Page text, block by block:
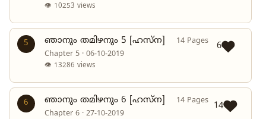
👁 10253 views
5 ഞാനും തമിഴനും 5 [ഹസ്ന]
14 Pages
Chapter 5 · 06-10-2019
👁 13286 views
6
6 ഞാനും തമിഴനും 6 [ഹസ്ന]
14 Pages
Chapter 6 · 27-10-2019
14